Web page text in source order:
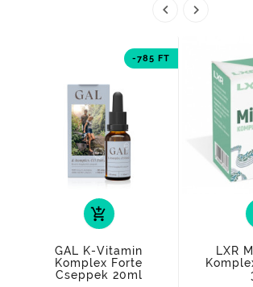
 
-785 FT
add_shopping_cart
GAL K-Vitamin
Komplex Forte
Cseppek 20ml
LXR